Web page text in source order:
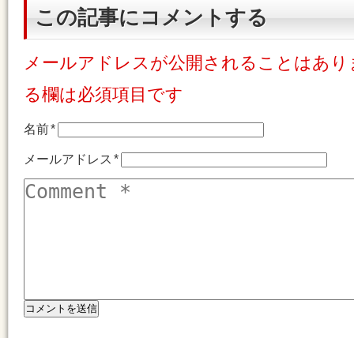
この記事にコメントする
メールアドレスが公開されることはあ
る欄は必須項目です
名前*
メールアドレス*